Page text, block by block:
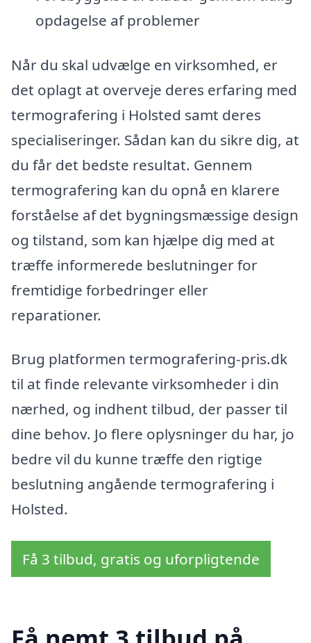
opdagelse af problemer
Når du skal udvælge en virksomhed, er
det oplagt at overveje deres erfaring med
termografering i Holsted samt deres
specialiseringer. Sådan kan du sikre dig, at
du får det bedste resultat. Gennem
termografering kan du opnå en klarere
forståelse af det bygningsmæssige design
og tilstand, som kan hjælpe dig med at
træffe informerede beslutninger for
fremtidige forbedringer eller
reparationer.
Brug platformen termografering-pris.dk
til at finde relevante virksomheder i din
nærhed, og indhent tilbud, der passer til
dine behov. Jo flere oplysninger du har, jo
bedre vil du kunne træffe den rigtige
beslutning angående termografering i
Holsted.
Få 3 tilbud, gratis og uforpligtende